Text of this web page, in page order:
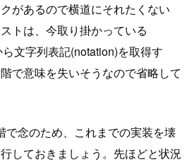
があるので横道にそれたくない
トは、今取り掛かっている
ら文字列表記(notation)を取得す
で意味を失いそうなので省略して
で念のため、これまでの実装を壊
しておきましょう。先ほどと状況